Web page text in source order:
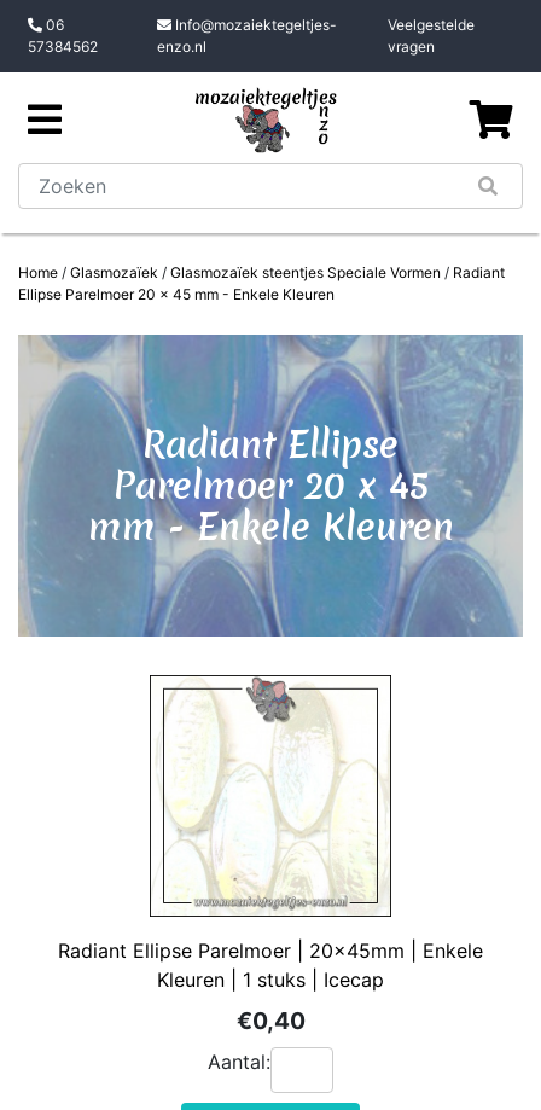
06
57384562
Info@mozaiektegeltjes-
enzo.nl
Veelgestelde
vragen
Home / Glasmozaïek / Glasmozaïek steentjes Speciale Vormen / Radiant
Ellipse Parelmoer 20 x 45 mm - Enkele Kleuren
Radiant Ellipse
Parelmoer 20 x 45
mm - Enkele Kleuren
Radiant Ellipse Parelmoer | 20x45mm | Enkele
Kleuren | 1 stuks | Icecap
€0,40
Aantal: